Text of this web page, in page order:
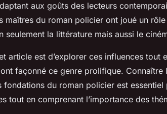
aux goûts des lecteurs
maîtres du roman policier ont joué un
seulement la littérature mais aussi le
article est d’explorer ces influences tout
façonné ce genre prolifique. Connaître
fondations du roman policier est
tout en comprenant l’importance des